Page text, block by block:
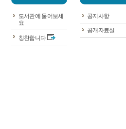
도서관에 물어보세
요
칭찬합니다
공지사항
공개자료실